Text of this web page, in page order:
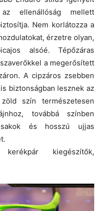
az ellenállóság mellett
Nem korlátozza a
érzetre olyan,
alsóé. Tépőzáras
a megerősített
A cipzáros zsebben
biztonságban lesznek az
szín természetesen
továbbá színben
és hosszú ujjas
kerékpár kiegészítők,